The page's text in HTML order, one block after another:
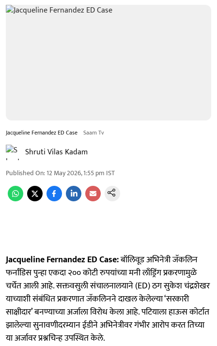
Jacqueline Fernandez ED Case Saam Tv
Shruti Vilas Kadam
Published On:12 May 2026, 1:55 pm IST
Jacqueline Fernandez ED Case:बॉलिवूड अभिनेत्री जॅकलिन
फर्नांडिस पुन्हा एकदा २०० कोटी रुपयांच्या मनी लाँड्रिंग प्रकरणामुळे
चर्चेत आली आहे. सक्तवसुली संचालनालयाने (ED) ठग सुकेश चंद्रशेखर
याच्याशी संबंधित प्रकरणात जॅकलिनने दाखल केलेल्या ‘सरकारी
साक्षीदार’ बनण्याच्या अर्जाला विरोध केला आहे. पटियाला हाऊस कोर्टात
झालेल्या सुनावणीदरम्यान ईडीने अभिनेत्रीवर गंभीर आरोप करत तिच्या
या अर्जावर प्रश्नचिन्ह उपस्थित केले.